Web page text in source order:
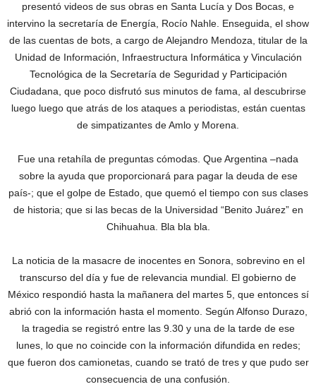
presentó videos de sus obras en Santa Lucía y Dos Bocas, e
intervino la secretaría de Energía, Rocío Nahle. Enseguida, el show
de las cuentas de bots, a cargo de Alejandro Mendoza, titular de la
Unidad de Información, Infraestructura Informática y Vinculación
Tecnológica de la Secretaría de Seguridad y Participación
Ciudadana, que poco disfrutó sus minutos de fama, al descubrirse
luego luego que atrás de los ataques a periodistas, están cuentas
de simpatizantes de Amlo y Morena.
Fue una retahíla de preguntas cómodas. Que Argentina –nada
sobre la ayuda que proporcionará para pagar la deuda de ese
país-; que el golpe de Estado, que quemó el tiempo con sus clases
de historia; que si las becas de la Universidad “Benito Juárez” en
Chihuahua. Bla bla bla.
La noticia de la masacre de inocentes en Sonora, sobrevino en el
transcurso del día y fue de relevancia mundial. El gobierno de
México respondió hasta la mañanera del martes 5, que entonces sí
abrió con la información hasta el momento. Según Alfonso Durazo,
la tragedia se registró entre las 9.30 y una de la tarde de ese
lunes, lo que no coincide con la información difundida en redes;
que fueron dos camionetas, cuando se trató de tres y que pudo ser
consecuencia de una confusión.